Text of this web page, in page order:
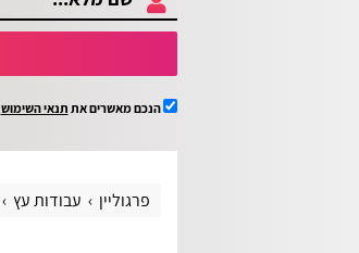
הנכם מאשרים את תנאי השימוש
פרגוליין עבודות עץ